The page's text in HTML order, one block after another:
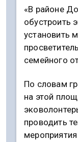
«В районе
обустроить
установить
семейного
По словам
на этой
проводить
мероприятия